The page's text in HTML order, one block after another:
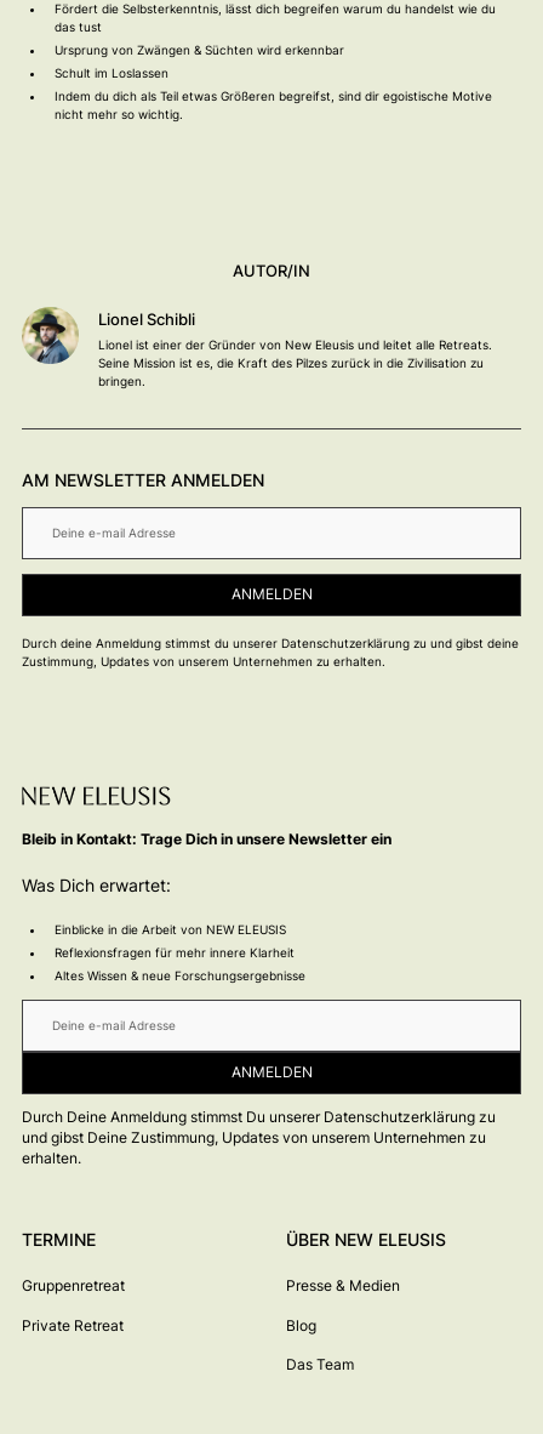
AUTOR/IN
Lionel Schibli
Lionel ist einer der Gründer von New Eleusis und leitet alle Retreats.
Seine Mission ist es, die Kraft des Pilzes zurück in die Zivilisation zu
bringen.
AM NEWSLETTER ANMELDEN
Durch deine Anmeldung stimmst du unserer Datenschutzerklärung zu und gibst deine
Zustimmung, Updates von unserem Unternehmen zu erhalten.
Fördert die Selbsterkenntnis, lässt dich begreifen warum du handelst wie du
das tust
Ursprung von Zwängen & Süchten wird erkennbar
Schult im Loslassen
Indem du dich als Teil etwas Größeren begreifst, sind dir egoistische Motive
nicht mehr so wichtig.
Bleib in Kontakt: Trage Dich in unsere Newsletter ein
Was Dich erwartet:
Einblicke in die Arbeit von NEW ELEUSIS
Reflexionsfragen für mehr innere Klarheit
Altes Wissen & neue Forschungsergebnisse
Durch Deine Anmeldung stimmst Du unserer Datenschutzerklärung zu
und gibst Deine Zustimmung, Updates von unserem Unternehmen zu
erhalten.
TERMINE
Gruppenretreat
Private Retreat
ÜBER NEW ELEUSIS
Presse & Medien
Blog
Das Team